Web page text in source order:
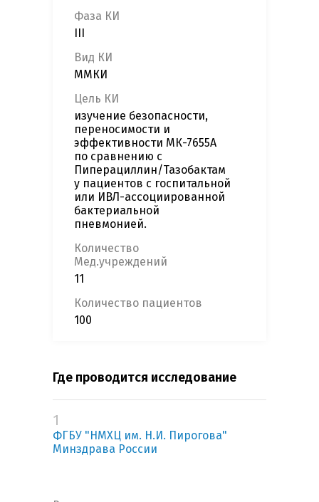
Фаза КИ
Вид КИ
ММКИ
Цель КИ
изучение безопасности,
переносимости и
эффективности МК-7655А
по сравнению с
Пиперациллин/Тазобактам
у пациентов с госпитальной
или ИВЛ-ассоциированной
бактериальной
пневмонией.
Количество
Мед.учреждений
11
Количество пациентов
100
Где проводится исследование
1
ФГБУ "НМХЦ им. Н.И. Пирогова"
Минздрава России